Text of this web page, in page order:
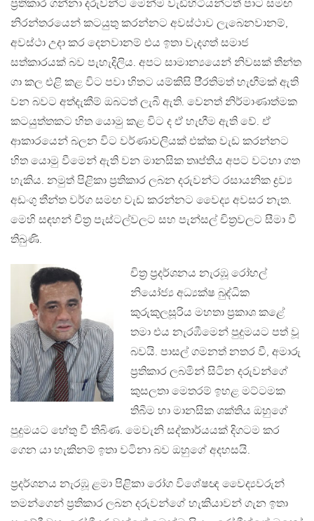
ප‍්‍රතිකාර ගන්නා දරුවන්ට මෙන්ම වැඩිහිටියන්ටත් පාට සමඟ
නිරන්තරයෙන් කටයුතු කරන්නට අවස්ථාව ලැබෙනවානම්,
අවස්ථා උදා කර දෙනවානම් එය ඉතා වැදගත් සමාජ
සත්කාරයක් බව පැහැදිලිය. අපට සාමාන්‍යයෙන් නිවසක් තීන්ත
ගා කල එළි කළ විට පවා හිතට යම්කිසි පී‍්‍රතිමත් හැඟීමක් ඇති
වන බවට අත්දැකීම් ඔබටත් ලැබී ඇති. වෙනත් නිර්මාණාත්මක
කටයුත්තකට හිත යොමු කළ විට ද ඒ හැඟීම ඇති වේ. ඒ
ආකාරයෙන් බලන විට වර්ණාවලියක් එක්ක වැඩ කරන්නට
හිත යොමු වීමෙන් ඇති වන මානසික තෘප්තිය අපට වටහා ගත
හැකිය. නමුත් පිළිකා ප‍්‍රතිකාර ලබන දරුවන්ට රසායනික ද්‍රව්‍ය
අඩංගු තීන්ත වර්ග සමඟ වැඩ කරන්නට වෛද්‍ය අවසර නැත.
මෙහි සඳහන් චිත‍්‍ර පැස්ටල්වලට සහ පැන්සල් චිත‍්‍රවලට සීමා වී
තිබුණි.
චිත‍්‍ර ප‍්‍රදර්ශනය නැරඹූ රෝහල්
නියෝජ්‍ය අධ්‍යක්ෂ බුද්ධික
කුරුකුලසූරිය මහතා ප‍්‍රකාශ කළේ
තමා එය නැරඹීමෙන් පුදුමයට පත් වූ
බවයි. පාසල් ගමනත් නතර වී, අමාරු
ප‍්‍රතිකාර ලබමින් සිටින දරුවන්ගේ
කුසලතා මෙතරම් ඉහළ මට්ටමක
තිබීම හා මානසික ශක්තිය ඔහුගේ
පුදුමයට හේතු වී තිබිණ. මෙවැනි සද්කාර්යයක් දිගටම කර
ගෙන යා හැකිනම් ඉතා වටිනා බව ඔහුගේ අදහසයි.
ප‍්‍රදර්ශනය නැරඹූ ළමා පිළිකා රෝග විශේෂඥ වෛද්‍යවරුන්
තමන්ගෙන් ප‍්‍රතිකාර ලබන දරුවන්ගේ හැකියාවන් ගැන ඉතා